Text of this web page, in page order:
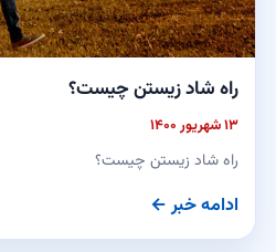
راه شاد زیستن چیست؟
۱۳ شهریور ۱۴۰۰
راه شاد زیستن چیست؟
ادامه خبر ←